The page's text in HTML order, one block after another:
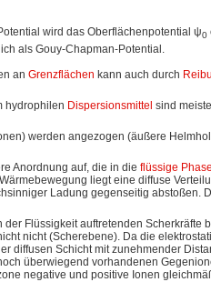
wird das Oberflächenpotential ψ0
als Gouy-Chapman-Potential.
an Grenzflächen kann auch durch
hydrophilen Dispersionsmittel sind
werden angezogen (äußere
Anordnung auf, die in die flüssige
liegt eine diffuse
Ladung gegenseitig abstoßen.
Flüssigkeit auftretenden Scherkräfte
nicht (Scherebene). Da die
diffusen Schicht mit zunehmender
überwiegend vorhandenen
negative und positive Ionen